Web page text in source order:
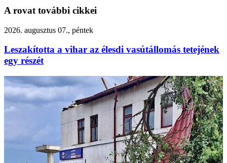
A rovat további cikkei
2026. augusztus 07., péntek
Leszakította a vihar az élesdi vasútállomás tetejének
egy részét